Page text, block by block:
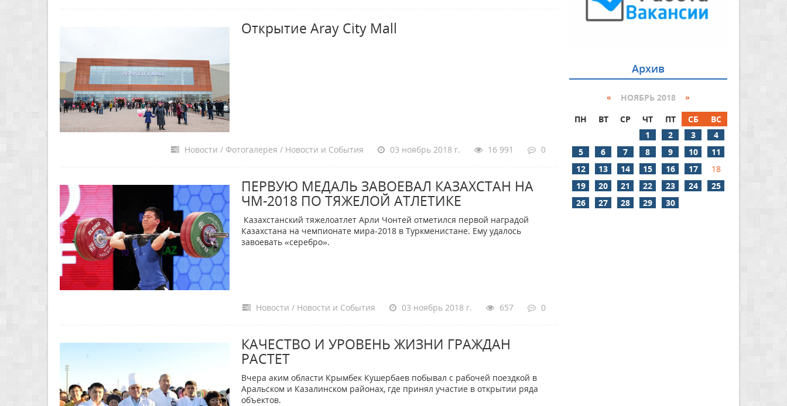
Открытие Aray City Mall
Новости / Фотогалерея / Новости и События 03 ноябрь 2018 г. 16 991 0
ПЕРВУЮ МЕДАЛЬ ЗАВОЕВАЛ КАЗАХСТАН НА
ЧМ-2018 ПО ТЯЖЕЛОЙ АТЛЕТИКЕ
Казахстанский тяжелоатлет Арли Чонтей отметился первой наградой
Казахстана на чемпионате мира-2018 в Туркменистане. Ему удалось
завоевать «серебро».
Новости / Новости и События 03 ноябрь 2018 г. 657 0
КАЧЕСТВО И УРОВЕНЬ ЖИЗНИ ГРАЖДАН
РАСТЕТ
Вчера аким области Крымбек Кушербаев побывал с рабочей поездкой в
Аральском и Казалинском районах, где принял участие в открытии ряда
объектов.
Архив
« НОЯБРЬ 2018 »
ПН
ВТ СР ЧТ ПТ СБ
ВС
1
2 3
4
5
6 7 8 9 10
11
12
13 14 15 16 17
18
19
20 21 22 23 24
25
26
27 28 29 30